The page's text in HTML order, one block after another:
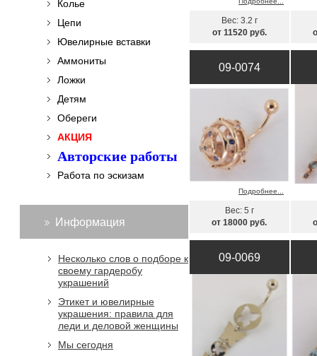
Колье
Цепи
Ювелирные вставки
Аммониты
Ложки
Детям
Обереги
АКЦИЯ
Авторские работы
Работа по эскизам
Информация
Несколько слов о подборе к
своему гардеробу
украшений
Этикет и ювелирные
украшения: правила для
леди и деловой женщины
Мы сегодня
Вес: 3.2 г
от 11520 руб.
09-0074
Подробнее...
Вес: 5 г
от 18000 руб.
09-0069